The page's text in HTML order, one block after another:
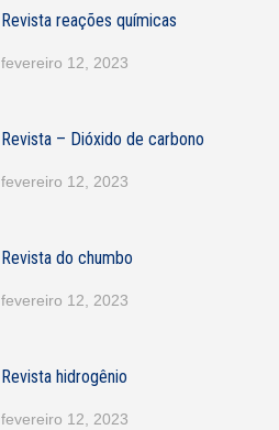
Revista reações químicas
fevereiro 12, 2023
Revista – Dióxido de carbono
fevereiro 12, 2023
Revista do chumbo
fevereiro 12, 2023
Revista hidrogênio
fevereiro 12, 2023